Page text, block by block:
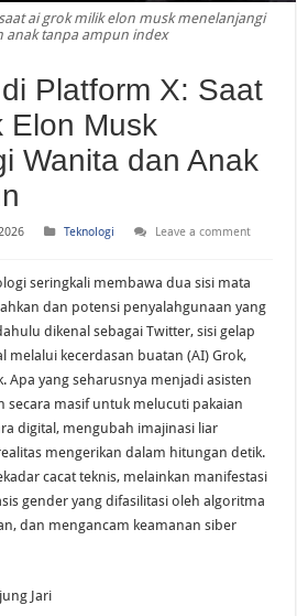
AirPods Baru dan Fitur Canggih
ai grok milik elon musk menelanjangi
anak tanpa ampun index
Platform X: Saat
Elon Musk
Wanita dan Anak
Teknologi
Leave a comment
seringkali membawa dua sisi mata
dan potensi penyalahgunaan yang
dikenal sebagai Twitter, sisi gelap
melalui kecerdasan buatan (AI) Grok,
Apa yang seharusnya menjadi asisten
secara masif untuk melucuti pakaian
digital, mengubah imajinasi liar
mengerikan dalam hitungan detik.
cacat teknis, melainkan manifestasi
gender yang difasilitasi oleh algoritma
dan mengancam keamanan siber
Jari